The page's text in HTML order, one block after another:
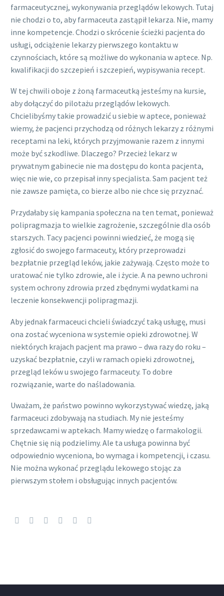
farmaceutycznej, wykonywania przeglądów lekowych. Tutaj
nie chodzi o to, aby farmaceuta zastąpił lekarza. Nie, mamy
inne kompetencje. Chodzi o skrócenie ścieżki pacjenta do
usługi, odciążenie lekarzy pierwszego kontaktu w
czynnościach, które są możliwe do wykonania w aptece. Np.
kwalifikacji do szczepień i szczepień, wypisywania recept.
W tej chwili oboje z żoną farmaceutką jesteśmy na kursie,
aby dołączyć do pilotażu przeglądów lekowych.
Chcielibyśmy takie prowadzić u siebie w aptece, ponieważ
wiemy, że pacjenci przychodzą od różnych lekarzy z różnymi
receptami na leki, których przyjmowanie razem z innymi
może być szkodliwe. Dlaczego? Przecież lekarz w
prywatnym gabinecie nie ma dostępu do konta pacjenta,
więc nie wie, co przepisał inny specjalista. Sam pacjent też
nie zawsze pamięta, co bierze albo nie chce się przyznać.
Przydałaby się kampania społeczna na ten temat, ponieważ
polipragmazja to wielkie zagrożenie, szczególnie dla osób
starszych. Tacy pacjenci powinni wiedzieć, że mogą się
zgłosić do swojego farmaceuty, który przeprowadzi
bezpłatnie przegląd leków, jakie zażywają. Często może to
uratować nie tylko zdrowie, ale i życie. A na pewno uchroni
system ochrony zdrowia przed zbędnymi wydatkami na
leczenie konsekwencji polipragmazji.
Aby jednak farmaceuci chcieli świadczyć taką usługę, musi
ona zostać wyceniona w systemie opieki zdrowotnej. W
niektórych krajach pacjent ma prawo – dwa razy do roku –
uzyskać bezpłatnie, czyli w ramach opieki zdrowotnej,
przegląd leków u swojego farmaceuty. To dobre
rozwiązanie, warte do naśladowania.
Uważam, że państwo powinno wykorzystywać wiedzę, jaką
farmaceuci zdobywają na studiach. My nie jesteśmy
sprzedawcami w aptekach. Mamy wiedzę o farmakologii.
Chętnie się nią podzielimy. Ale ta usługa powinna być
odpowiednio wyceniona, bo wymaga i kompetencji, i czasu.
Nie można wykonać przeglądu lekowego stojąc za
pierwszym stołem i obsługując innych pacjentów.